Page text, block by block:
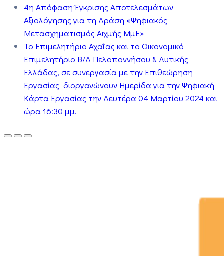
4η Απόφαση Έγκρισης Αποτελεσμάτων
Αξιολόγησης για τη Δράση «Ψηφιακός
Μετασχηματισμός Αιχμής ΜμΕ»
Το Επιμελητήριο Αχαΐας και το Οικονομικό
Επιμελητήριο Β/Δ Πελοποννήσου & Δυτικής
Ελλάδας, σε συνεργασία με την Επιθεώρηση
Εργασίας διοργανώνουν Ημερίδα για την Ψηφιακή
Κάρτα Εργασίας την Δευτέρα 04 Μαρτίου 2024 και
ώρα 16:30 μμ.